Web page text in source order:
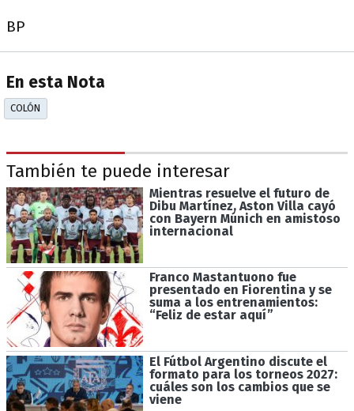
BP
En esta Nota
COLÓN
También te puede interesar
Mientras resuelve el futuro de
Dibu Martínez, Aston Villa cayó
con Bayern Múnich en amistoso
internacional
Franco Mastantuono fue
presentado en Fiorentina y se
suma a los entrenamientos:
“Feliz de estar aquí”
El Fútbol Argentino discute el
formato para los torneos 2027:
cuáles son los cambios que se
viene